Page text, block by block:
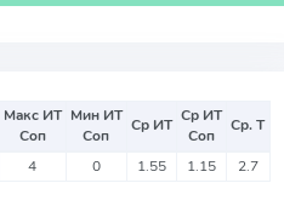
Макс ИТ
Соп
Мин ИТ
Соп
Ср ИТ Ср ИТ
Соп
Ср. Т
4 0 1.55 1.15 2.7